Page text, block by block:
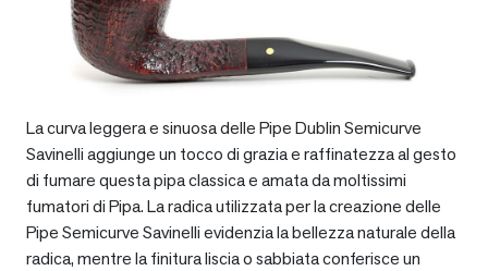
La curva leggera e sinuosa delle Pipe Dublin Semicurve
Savinelli aggiunge un tocco di grazia e raffinatezza al gesto
di fumare questa pipa classica e amata da moltissimi
fumatori di Pipa. La radica utilizzata per la creazione delle
Pipe Semicurve Savinelli evidenzia la bellezza naturale della
radica, mentre la finitura liscia o sabbiata conferisce un